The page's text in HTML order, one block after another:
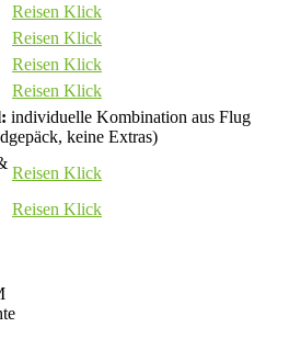
Reisen Klick
Reisen Klick
Reisen Klick
Reisen Klick
individuelle Kombination aus Flug
keine Extras)
Reisen Klick
Reisen Klick